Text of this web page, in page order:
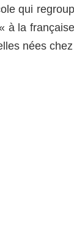
qui
à la
nées